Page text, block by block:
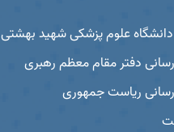
علوم پزشکی شهید بهشتی
رسانی دفتر مقام معظم رهبری
رسانی ریاست جمهوری